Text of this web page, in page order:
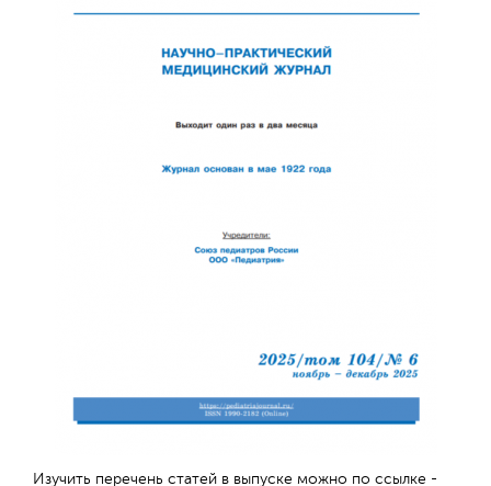
Изучить перечень статей в выпуске можно по ссылке -
Отправить